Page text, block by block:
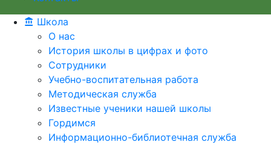
Школа
О нас
История школы в цифрах и фото
Сотрудники
Учебно-воспитательная работа
Методическая служба
Известные ученики нашей школы
Гордимся
Информационно-библиотечная служба